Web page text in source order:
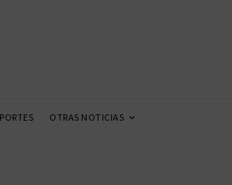
OTRAS NOTICIAS